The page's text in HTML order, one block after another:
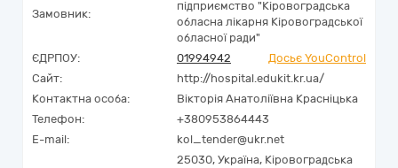
Замовник:
підприємство "Кіровоградська
обласна лікарня Кіровоградської
обласної ради"
ЄДРПОУ:
01994942
Досьє YouControl
Сайт:
http://hospital.edukit.kr.ua/
Контактна особа:
Вікторія Анатоліївна Красніцька
Телефон:
+380953864443
E-mail:
kol_tender@ukr.net
25030, Україна, Кіровоградська